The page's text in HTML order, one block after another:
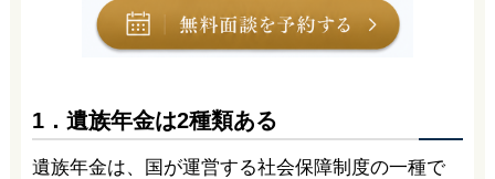
1．遺族年金は2種類ある
遺族年金は、国が運営する社会保障制度の一種で